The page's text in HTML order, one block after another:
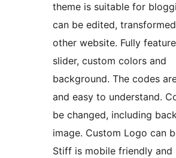
theme is suitable for
can be edited,
other website. Fully
slider, custom colors and
background. The codes
and easy to understand.
be changed, including
image. Custom Logo can
Stiff is mobile friendly and